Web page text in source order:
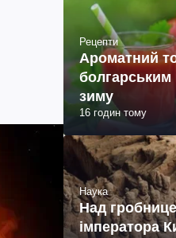
Рецепти
Ароматний
зиму
16 годин тому
Наука
Над
імператора